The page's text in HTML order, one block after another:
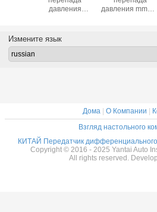
дифференциальное
измерения
давления
давление с Hart
выходной
Измените язык
Дома| О Компании
Взгляд настольного
КИТАЙ Передатчик
Copyright © 2016 - 2025 Yantai Auto
All rights reserved.